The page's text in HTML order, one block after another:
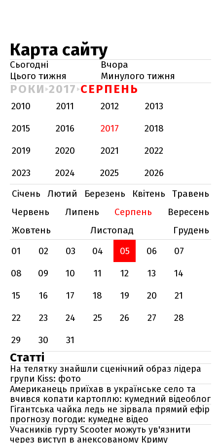
Карта сайту
Сьогодні
Вчора
Цього тижня
Минулого тижня
РОКИ 2017 СЕРПЕНЬ
2010 2011 2012
2013
2015
2016 2017
2018
2019
2020 2021
2022
2023
2024 2025
2026
Січень
Лютий Березень Квітень
Травень
Червень
Липень Серпень
Вересень
Жовтень
Листопад
Грудень
01
02 03 04 05 06
07
08
09 10 11 12 13
14
15
16 17 18 19 20
21
22
23 24 25 26 27
28
29
30 31
Статті
На телятку знайшли сценічний образ лідера
групи Kiss: фото
Американець приїхав в українське село та
вчився копати картоплю: кумедний відеоблог
Гігантська чайка ледь не зірвала прямий ефір
прогнозу погоди: кумедне відео
Учасників гурту Scooter можуть ув'язнити
через виступ в анексованому Криму